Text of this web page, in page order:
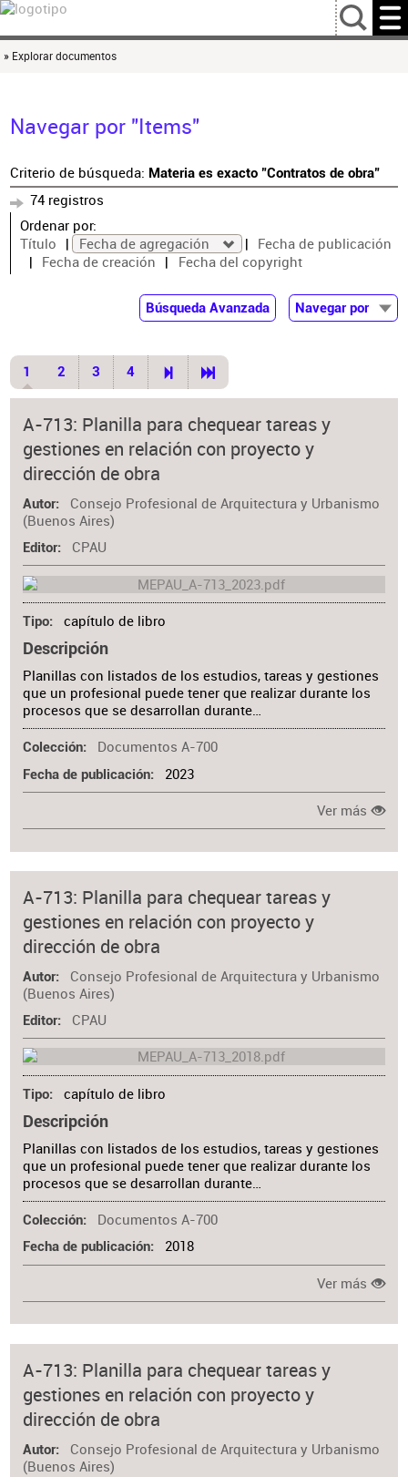
…
» Explorar documentos
Navegar por "Items"
Criterio de búsqueda: Materia es exacto "Contratos de obra"
74 registros
Ordenar por:
Título
Fecha de agregación
Fecha de publicación
Fecha de creación
Fecha del copyright
Búsqueda Avanzada
Navegar por
1 2 3 4
A-713: Planilla para chequear tareas y
gestiones en relación con proyecto y
dirección de obra
Autor
Consejo Profesional de Arquitectura y Urbanismo
(Buenos Aires)
Editor CPAU
Tipo capítulo de libro
Descripción
Planillas con listados de los estudios, tareas y gestiones
que un profesional puede tener que realizar durante los
procesos que se desarrollan durante…
Colección Documentos A-700
Fecha de publicación 2023
Ver más
A-713: Planilla para chequear tareas y
gestiones en relación con proyecto y
dirección de obra
Autor
Consejo Profesional de Arquitectura y Urbanismo
(Buenos Aires)
Editor CPAU
Tipo capítulo de libro
Descripción
Planillas con listados de los estudios, tareas y gestiones
que un profesional puede tener que realizar durante los
procesos que se desarrollan durante…
Colección Documentos A-700
Fecha de publicación 2018
Ver más
A-713: Planilla para chequear tareas y
gestiones en relación con proyecto y
dirección de obra
Autor
Consejo Profesional de Arquitectura y Urbanismo
(Buenos Aires)